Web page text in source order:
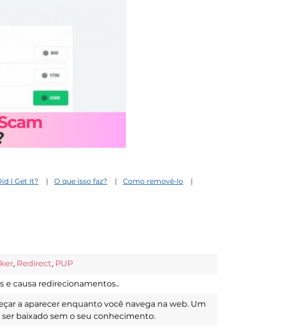
I Get It? O que isso faz? Como removê-lo
, Redirect, PUP
e causa redirecionamentos..
a aparecer enquanto você navega na web. Um
baixado sem o seu conhecimento.